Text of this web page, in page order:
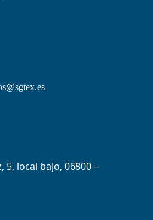
5, local bajo, 06800 –